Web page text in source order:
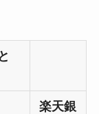
楽天銀